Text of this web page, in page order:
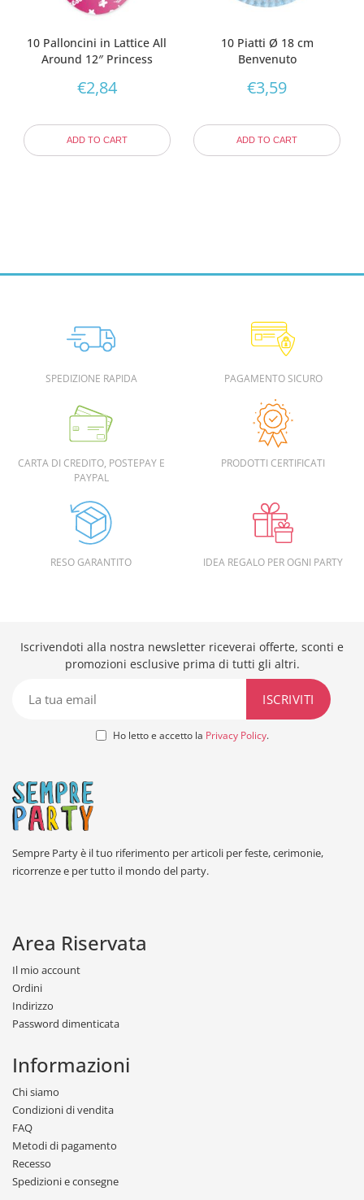
10 Palloncini in Lattice All
Around 12″ Princess
€2,84
ADD TO CART
10 Piatti Ø 18 cm
Benvenuto
€3,59
ADD TO CART
SPEDIZIONE RAPIDA PAGAMENTO SICURO
CARTA DI CREDITO, POSTEPAY E
PAYPAL
PRODOTTI CERTIFICATI
RESO GARANTITO IDEA REGALO PER OGNI PARTY
Iscrivendoti alla nostra newsletter riceverai offerte, sconti e
promozioni esclusive prima di tutti gli altri.
Ho letto e accetto la Privacy Policy.
Sempre Party è il tuo riferimento per articoli per feste, cerimonie,
ricorrenze e per tutto il mondo del party.
Area Riservata
Il mio account
Ordini
Indirizzo
Password dimenticata
Informazioni
Chi siamo
Condizioni di vendita
FAQ
Metodi di pagamento
Recesso
Spedizioni e consegne